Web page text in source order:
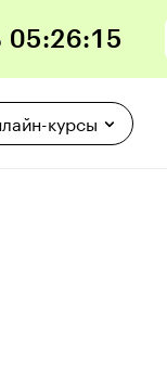
05:26:14
курсы